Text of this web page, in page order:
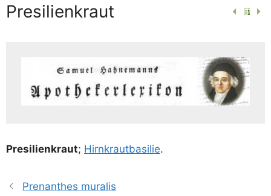
Presilienkraut
Pre­si­li­en­kraut; Hirn­kraut­ba­si­lie.
Prenanthes muralis